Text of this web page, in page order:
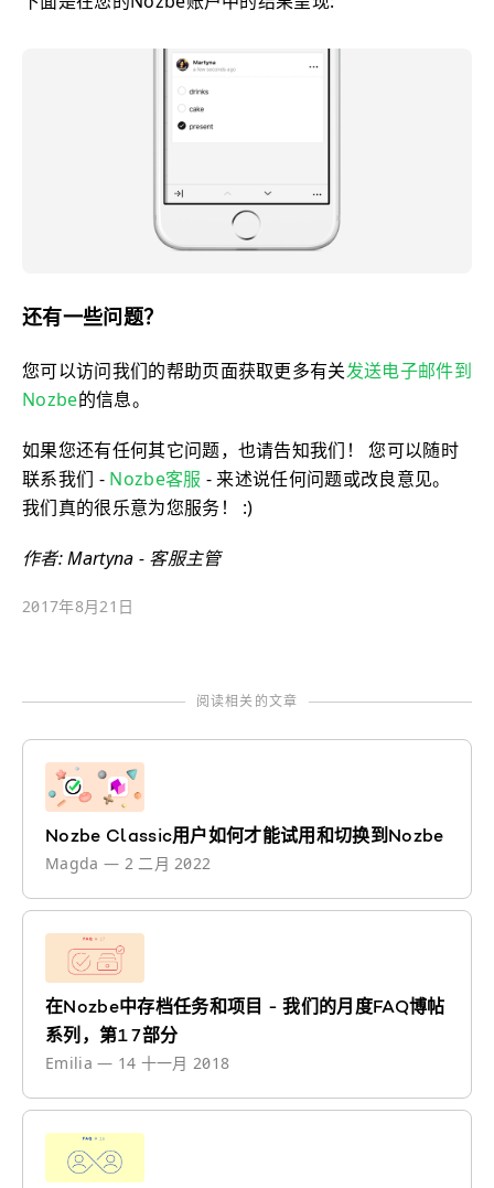
还有一些问题？
您可以访问我们的帮助页面获取更多有关发送电子邮件到
Nozbe的信息。
如果您还有任何其它问题，也请告知我们！ 您可以随时
联系我们 - Nozbe客服 - 来述说任何问题或改良意见。
我们真的很乐意为您服务！ :)
作者: Martyna - 客服主管
2017年8月21日
阅读相关的文章
Nozbe Classic用户如何才能试用和切换到Nozbe
Magda — 2 二月 2022
在Nozbe中存档任务和项目 - 我们的月度FAQ博帖
系列，第17部分
Emilia— 14 十一月 2018